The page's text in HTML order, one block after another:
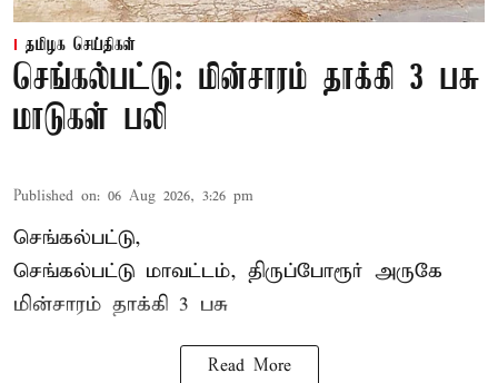
தமிழக செய்திகள்
செங்கல்பட்டு: மின்சாரம் தாக்கி 3 பசு
மாடுகள் பலி
Published on: 06 Aug 2026, 3:26 pm
செங்கல்பட்டு,
செங்கல்பட்டு மாவட்டம், திருப்போரூர் அருகே
மின்சாரம் தாக்கி 3 பசு
Read More